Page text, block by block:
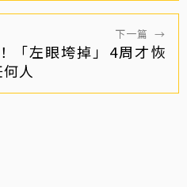
下一篇 →
「左眼垮掉」4周才恢
人